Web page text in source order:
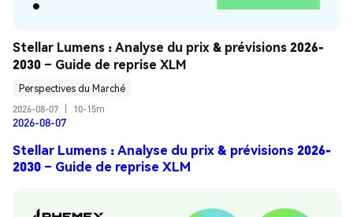
Stellar Lumens : Analyse du prix & prévisions 2026-
2030 – Guide de reprise XLM
Perspectives du Marché
2026-08-07
10-15m
2026-08-07
Stellar Lumens : Analyse du prix & prévisions 2026-
2030 – Guide de reprise XLM